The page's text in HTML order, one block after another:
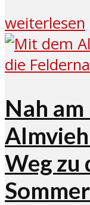
weiterlesen
Nah
Weg zu